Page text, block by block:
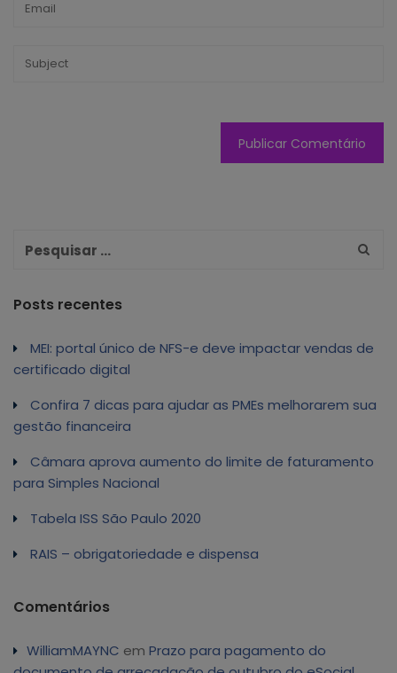
Posts recentes
MEI: portal único de NFS-e deve impactar vendas de
certificado digital
Confira 7 dicas para ajudar as PMEs melhorarem sua
gestão financeira
Câmara aprova aumento do limite de faturamento
para Simples Nacional
Tabela ISS São Paulo 2020
RAIS – obrigatoriedade e dispensa
Comentários
WilliamMAYNC em Prazo para pagamento do